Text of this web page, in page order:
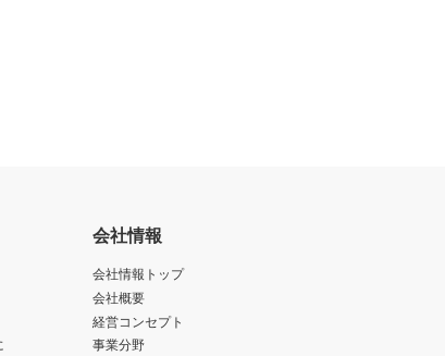
会社情報
会社情報トップ
会社概要
経営コンセプト
事業分野